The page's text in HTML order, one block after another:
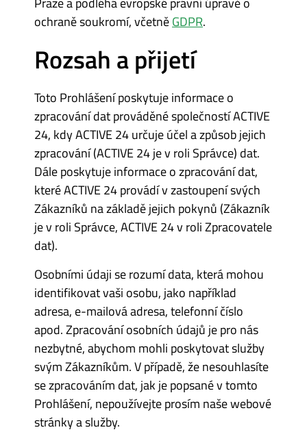
ochraně soukromí, včetněGDPR.
Rozsah a přijetí
Toto Prohlášení poskytuje informace o
zpracování dat prováděné společností ACTIVE
24, kdy ACTIVE 24 určuje účel a způsob jejich
zpracování (ACTIVE 24 je v roli Správce) dat.
Dále poskytuje informace o zpracování dat,
které ACTIVE 24 provádí v zastoupení svých
Zákazníků na základě jejich pokynů (Zákazník
je v roli Správce, ACTIVE 24 v roli Zpracovatele
dat).
Osobními údaji se rozumí data, která mohou
identifikovat vaši osobu, jako například
adresa, e-mailová adresa, telefonní číslo
apod. Zpracování osobních údajů je pro nás
nezbytné, abychom mohli poskytovat služby
svým Zákazníkům. V případě, že nesouhlasíte
se zpracováním dat, jak je popsané v tomto
Prohlášení, nepoužívejte prosím naše webové
stránky a služby.